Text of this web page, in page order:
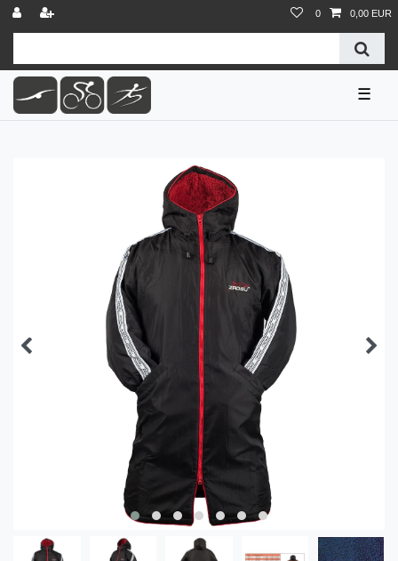
0 0,00 EUR
☰